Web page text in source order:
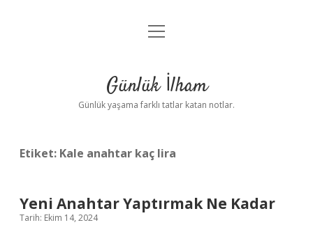
Anasayfa
Yasal Uyarı
menüyü
Günlük İlham
Günlük yaşama farklı tatlar katan notlar.
Etiket: Kale anahtar kaç lira
Yeni Anahtar Yaptırmak Ne Kadar
Tarih: Ekim 14, 2024